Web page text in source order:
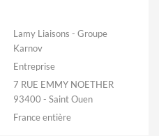
Lamy Liaisons - Groupe
Karnov
Entreprise
7 RUE EMMY NOETHER
93400 - Saint Ouen